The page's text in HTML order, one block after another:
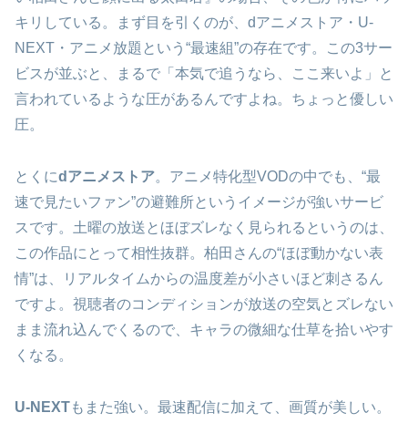
キリしている。まず目を引くのが、dアニメストア・U-
NEXT・アニメ放題という“最速組”の存在です。この3サー
ビスが並ぶと、まるで「本気で追うなら、ここ来いよ」と
言われているような圧があるんですよね。ちょっと優しい
圧。
とくにdアニメストア。アニメ特化型VODの中でも、“最
速で見たいファン”の避難所というイメージが強いサービ
スです。土曜の放送とほぼズレなく見られるというのは、
この作品にとって相性抜群。柏田さんの“ほぼ動かない表
情”は、リアルタイムからの温度差が小さいほど刺さるん
ですよ。視聴者のコンディションが放送の空気とズレない
まま流れ込んでくるので、キャラの微細な仕草を拾いやす
くなる。
U-NEXTもまた強い。最速配信に加えて、画質が美しい。